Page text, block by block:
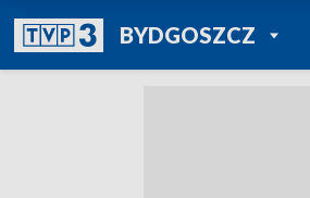
BYDGOSZCZPOWRÓT DO
TVP REGIONY